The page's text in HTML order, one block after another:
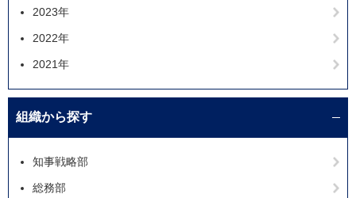
2023年
2022年
2021年
組織から探す
知事戦略部
総務部